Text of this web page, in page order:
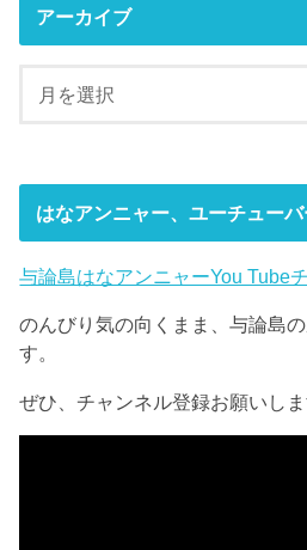
アーカイブ
はなアンニャー、ユーチューバ
与論島はなアンニャーYou Tube
のんびり気の向くまま、与論島
す。
ぜひ、チャンネル登録お願いしま